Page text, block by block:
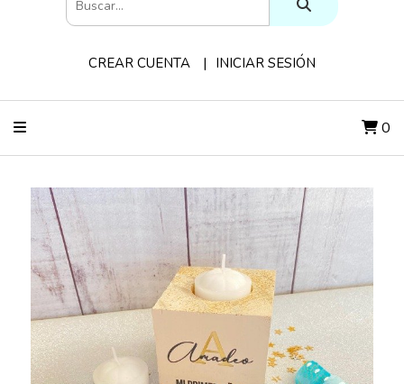
CREAR CUENTA INICIAR SESIÓN
0